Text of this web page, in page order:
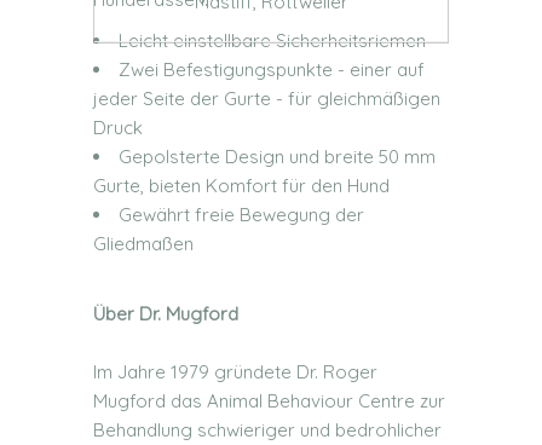
Leicht einstellbare Sicherheitsriemen
Zwei Befestigungspunkte - einer auf
jeder Seite der Gurte - für gleichmäßigen
Druck
Gepolsterte Design und breite 50 mm
Gurte, bieten Komfort für den Hund
Gewährt freie Bewegung der
Gliedmaßen
Über Dr. Mugford
Im Jahre 1979 gründete Dr. Roger
Mugford das Animal Behaviour Centre zur
Behandlung schwieriger und bedrohlicher